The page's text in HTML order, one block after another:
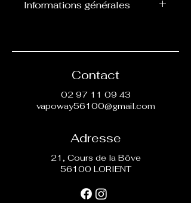
Informations générales
peut pas être vapoté
Contact
02 97 11 09 43
vapoway56100@gmail.com
Adresse
21, Cours de la Bôve
56100 LORIENT